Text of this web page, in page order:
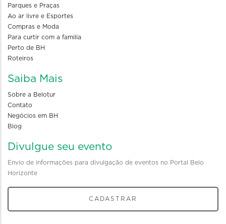
Parques e Praças
Ao ar livre e Esportes
Compras e Moda
Para curtir com a familia
Perto de BH
Roteiros
Saiba Mais
Sobre a Belotur
Contato
Negócios em BH
Blog
Divulgue seu evento
Envio de informações para divulgação de eventos no Portal Belo
Horizonte
CADASTRAR